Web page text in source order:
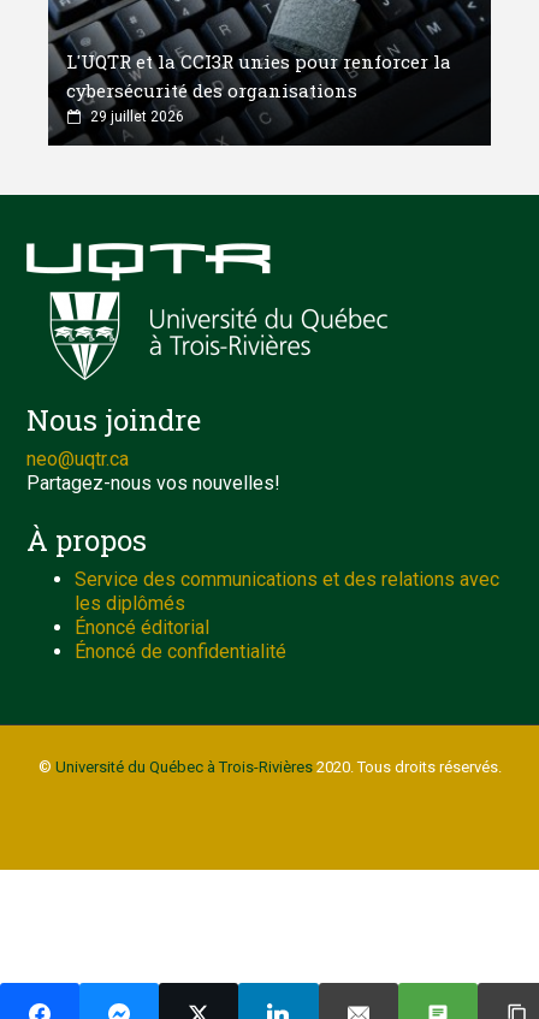
L'UQTR et la CCI3R unies pour renforcer la
cybersécurité des organisations
29 juillet 2026
Nous joindre
neo@uqtr.ca
Partagez-nous vos nouvelles!
À propos
Service des communications et des relations avec
les diplômés
Énoncé éditorial
Énoncé de confidentialité
© Université du Québec à Trois-Rivières2020. Tous droits réservés.